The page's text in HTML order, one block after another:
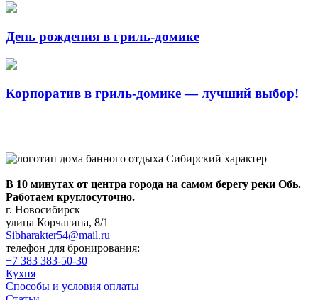
День рождения в гриль-домике
Корпоратив в гриль-домике — лучший выбор!
В 10 минутах от центра города на самом берегу реки Обь.
Работаем круглосуточно.
г. Новосибирск
улица Корчагина, 8/1
Sibharakter54@mail.ru
телефон для бронирования:
+7 383 383-50-30
Кухня
Способы и условия оплаты